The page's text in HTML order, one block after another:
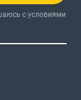
с условиями